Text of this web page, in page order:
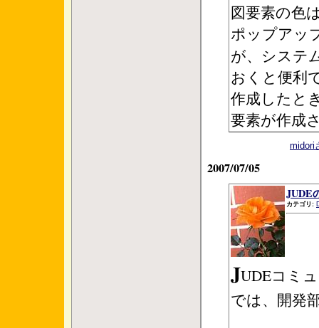
図要素の色
ポップアッ
が、システ
おくと便利
作成したと
要素が作成
midori
2007/07/05
JUDE
カテゴリ:
JUDEコミ
では、開発